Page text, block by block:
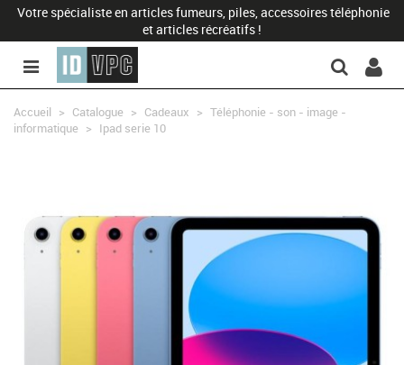
Votre spécialiste en articles fumeurs, piles, accessoires téléphonie
et articles récréatifs !
Accueil > Catalogue > Cadeaux > Téléphonie - son - image -
informatique > Ipad serie 10